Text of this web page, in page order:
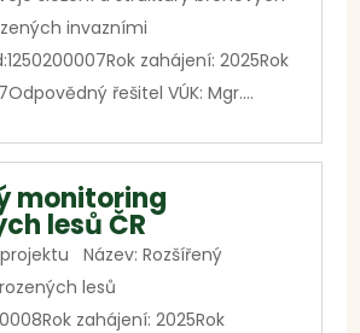
invazními
zahájení: 2025Rok
řešitel VÚK: Mgr....
monitoring
lesů ČR
Název: Rozšířený
lesů
zahájení: 2025Rok